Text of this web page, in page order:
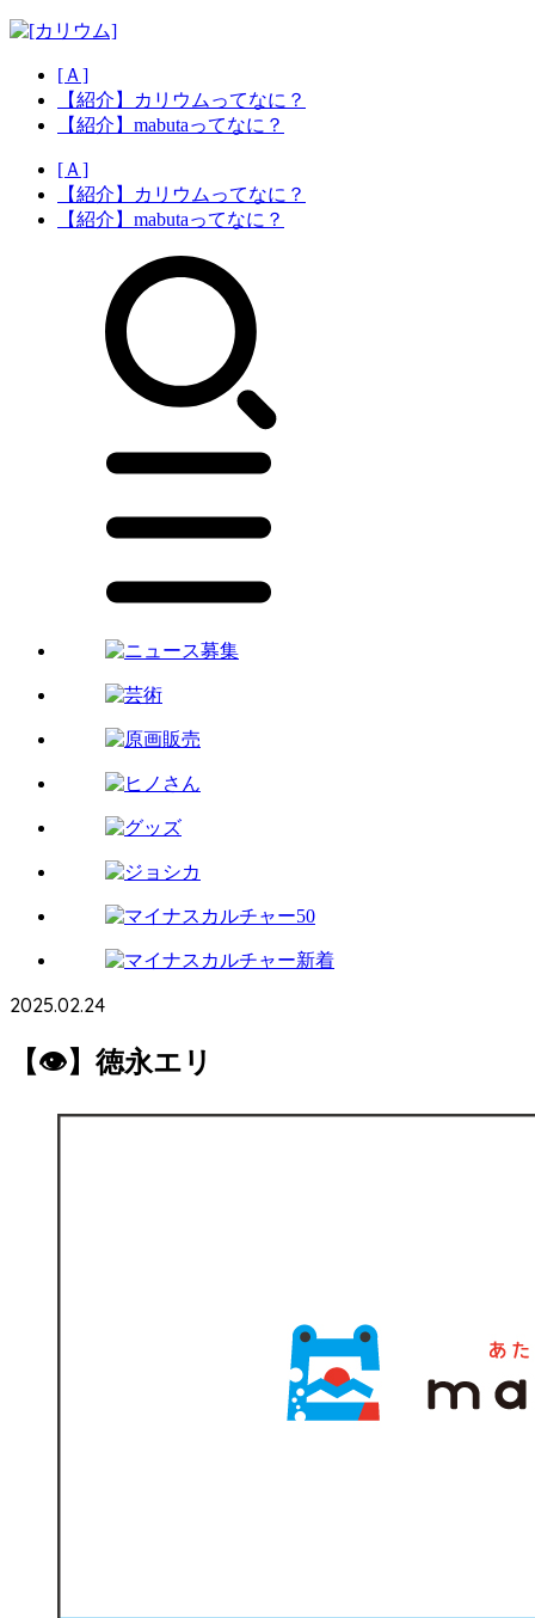
[Ａ]
【紹介】カリウムってなに？
【紹介】mabutaってなに？
[Ａ]
【紹介】カリウムってなに？
【紹介】mabutaってなに？
2025.02.24
【👁】徳永エリ